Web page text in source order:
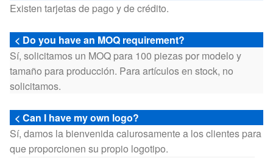
Existen tarjetas de pago y de crédito.
< Do you have an MOQ requirement?
Sí, solicitamos un MOQ para 100 piezas por modelo y
tamaño para producción. Para artículos en stock, no
solicitamos.
< Can I have my own logo?
Sí, damos la bienvenida calurosamente a los clientes para
que proporcionen su propio logotipo.